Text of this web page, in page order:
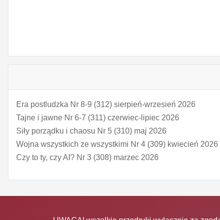
Era postludzka Nr 8-9 (312) sierpień-wrzesień 2026
Tajne i jawne Nr 6-7 (311) czerwiec-lipiec 2026
Siły porządku i chaosu Nr 5 (310) maj 2026
Wojna wszystkich ze wszystkimi Nr 4 (309) kwiecień 2026
Czy to ty, czy AI? Nr 3 (308) marzec 2026